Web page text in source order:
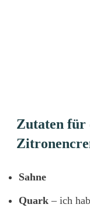
Zutaten für
Sahne
Quark – ich